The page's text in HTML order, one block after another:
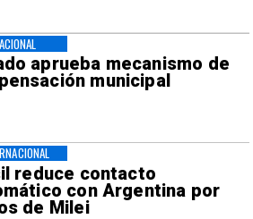
aprueba mecanismo de
municipal
reduce contacto
con Argentina por
de Milei